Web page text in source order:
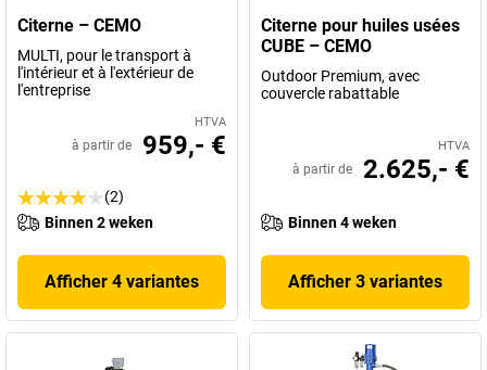
Citerne – CEMO
MULTI, pour le transport à
l'intérieur et à l'extérieur de
l'entreprise
HTVA
à partir de 959,- €
(2)
Binnen 2 weken
Afficher 4 variantes
Citerne pour huiles usées
CUBE – CEMO
Outdoor Premium, avec
couvercle rabattable
HTVA
à partir de 2.625,- €
Binnen 4 weken
Afficher 3 variantes